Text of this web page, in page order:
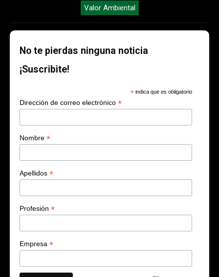
Valor Ambiental
No te pierdas ninguna noticia
¡Suscribite!
* indica que es obligatorio
Dirección de correo electrónico *
Nombre *
Apellidos *
Profesión *
Empresa *